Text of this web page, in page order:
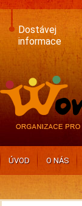
Skip
main
content
Dostávej
informace
ÚVOD O NÁS